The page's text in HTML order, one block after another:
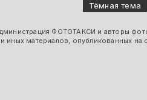
Тёмная тема
ФОТОТАКСИ и авторы
материалов, опубликованных на